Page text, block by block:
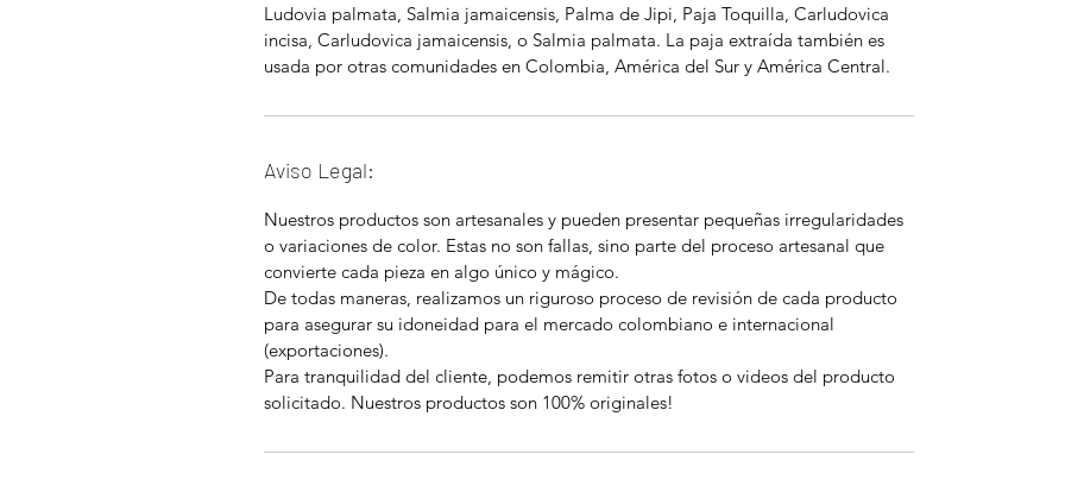
Ludovia palmata, Salmia jamaicensis, Palma de Jipi, Paja Toquilla, Carludovica
incisa, Carludovica jamaicensis, o Salmia palmata. La paja extraída también es
usada por otras comunidades en Colombia, América del Sur y América Central.
Aviso Legal:
Nuestros productos son artesanales y pueden presentar pequeñas irregularidades
o variaciones de color. Estas no son fallas, sino parte del proceso artesanal que
convierte cada pieza en algo único y mágico.
De todas maneras, realizamos un riguroso proceso de revisión de cada producto
para asegurar su idoneidad para el mercado colombiano e internacional
(exportaciones).
Para tranquilidad del cliente, podemos remitir otras fotos o videos del producto
solicitado. Nuestros productos son 100% originales!